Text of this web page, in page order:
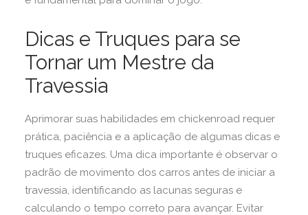
Dicas e Truques para se
Tornar um Mestre da
Travessia
Aprimorar suas habilidades em chickenroad requer
prática, paciência e a aplicação de algumas dicas e
truques eficazes. Uma dica importante é observar o
padrão de movimento dos carros antes de iniciar a
travessia, identificando as lacunas seguras e
calculando o tempo correto para avançar. Evitar